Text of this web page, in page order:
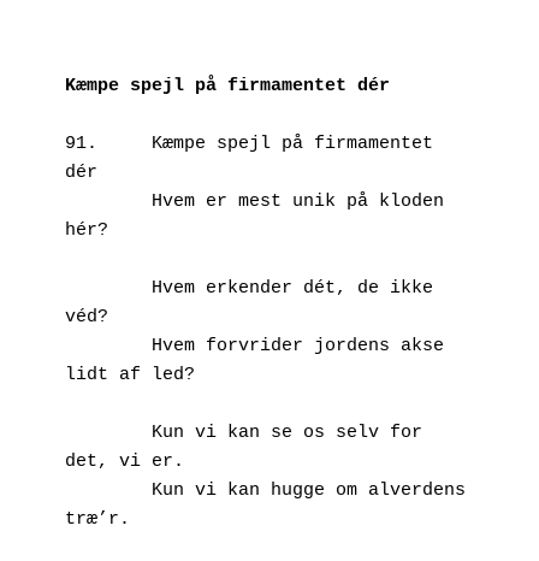
Kæmpe spejl på firmamentet dér
91.	Kæmpe spejl på firmamentet
dér
hér?
véd?
lidt af led?
det, vi er.
træ’r.